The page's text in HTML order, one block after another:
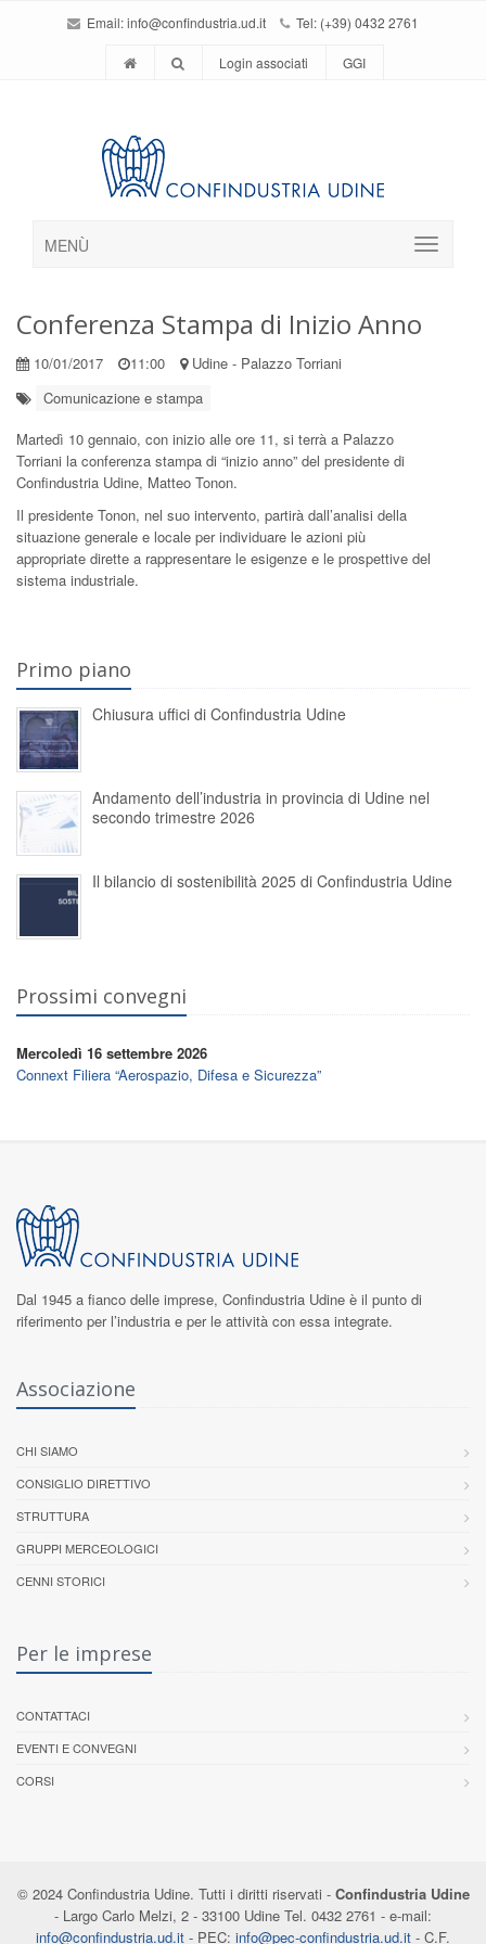
Email:info@confindustria.ud.it Tel: (+39) 0432 2761
Login associati GGI
MENÙ
Conferenza Stampa di Inizio Anno
10/01/2017 11:00
Udine - Palazzo Torriani
Comunicazione e stampa
Martedì 10 gennaio, con inizio alle ore 11, si terrà a Palazzo
Torriani la conferenza stampa di “inizio anno” del presidente di
Confindustria Udine, Matteo Tonon.
Il presidente Tonon, nel suo intervento, partirà dall’analisi della
situazione generale e locale per individuare le azioni più
appropriate dirette a rappresentare le esigenze e le prospettive del
sistema industriale.
Primo piano
Chiusura uffici di Confindustria Udine
Andamento dell’industria in provincia di Udine nel
secondo trimestre 2026
Il bilancio di sostenibilità 2025 di Confindustria Udine
Prossimi convegni
Mercoledì 16 settembre 2026
Connext Filiera “Aerospazio, Difesa e Sicurezza”
Dal 1945 a fianco delle imprese, Confindustria Udine è il punto di
riferimento per l’industria e per le attività con essa integrate.
Associazione
CHI SIAMO
CONSIGLIO DIRETTIVO
STRUTTURA
GRUPPI MERCEOLOGICI
CENNI STORICI
Per le imprese
CONTATTACI
EVENTI E CONVEGNI
CORSI
© 2024 Confindustria Udine. Tutti i diritti riservati - Confindustria Udine
- Largo Carlo Melzi, 2 - 33100 Udine Tel. 0432 2761 - e-mail:
info@confindustria.ud.it - PEC: info@pec-confindustria.ud.it - C.F.